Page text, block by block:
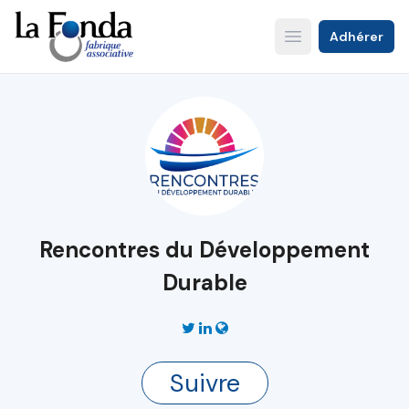
Aller
au
contenu
principal
Open main menu
Adhérer
Rencontres du Développement
Durable
Suivre